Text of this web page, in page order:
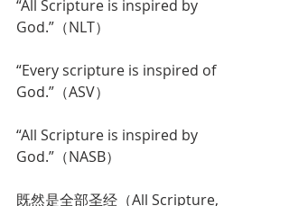
“All Scripture is inspired by
God.”（NLT）
“Every scripture is inspired of
God.”（ASV）
“All Scripture is inspired by
God.”（NASB）
既然是全部圣经（All Scripture,